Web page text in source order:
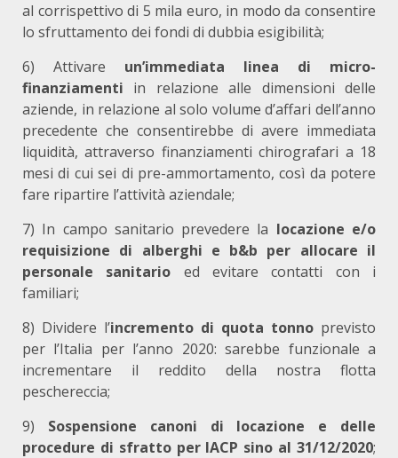
al corrispettivo di 5 mila euro, in modo da consentire
lo sfruttamento dei fondi di dubbia esigibilità;
6) Attivare un’immediata linea di micro-
finanziamenti in relazione alle dimensioni delle
aziende, in relazione al solo volume d’affari dell’anno
precedente che consentirebbe di avere immediata
liquidità, attraverso finanziamenti chirografari a 18
mesi di cui sei di pre-ammortamento, così da potere
fare ripartire l’attività aziendale;
7) In campo sanitario prevedere la locazione e/o
requisizione di alberghi e b&b per allocare il
personale sanitario ed evitare contatti con i
familiari;
8) Dividere l’incremento di quota tonno previsto
per l’Italia per l’anno 2020: sarebbe funzionale a
incrementare il reddito della nostra flotta
peschereccia;
9) Sospensione canoni di locazione e delle
procedure di sfratto per IACP sino al 31/12/2020;